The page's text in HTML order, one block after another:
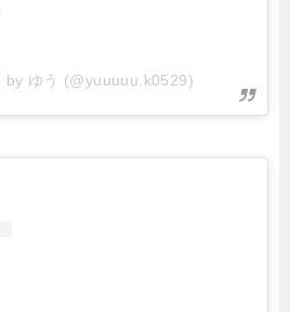
by ゆう (@yuuuuu.k0529)